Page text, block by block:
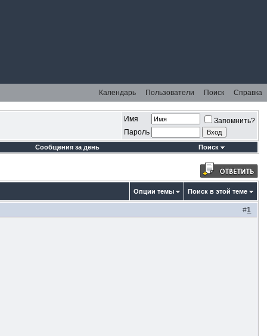
Календарь Пользователи Поиск Справка
Имя
Запомнить?
Пароль
Сообщения за день Поиск
Опции темы Поиск в этой теме
#1